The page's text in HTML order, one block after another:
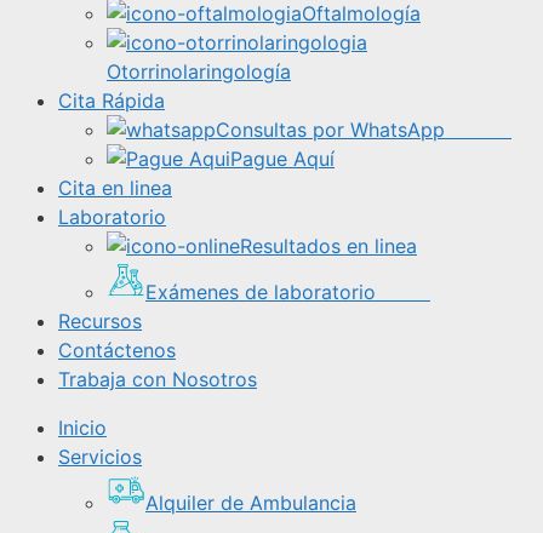
Oftalmología
Otorrinolaringología
Cita Rápida
Consultas por WhatsApp
Pague Aquí
Cita en linea
Laboratorio
Resultados en linea
Exámenes de laboratorio
Recursos
Contáctenos
Trabaja con Nosotros
Inicio
Servicios
Alquiler de Ambulancia